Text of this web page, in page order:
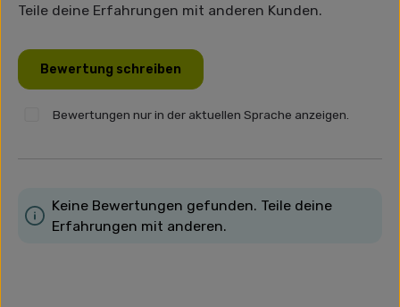
Teile deine Erfahrungen mit anderen Kunden.
Bewertung schreiben
Bewertungen nur in der aktuellen Sprache anzeigen.
Keine Bewertungen gefunden. Teile deine
Erfahrungen mit anderen.